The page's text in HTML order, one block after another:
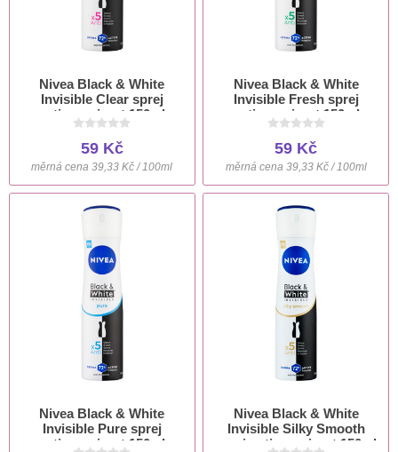
Nivea Black & White
Invisible Clear sprej
antiperspirant 150ml
59 Kč
měrná cena 39,33 Kč / 100ml
Nivea Black & White
Invisible Fresh sprej
antiperspirant 150ml
59 Kč
měrná cena 39,33 Kč / 100ml
Nivea Black & White
Invisible Pure sprej
antiperspirant 150ml
Nivea Black & White
Invisible Silky Smooth
sprej antiperspirant 150ml